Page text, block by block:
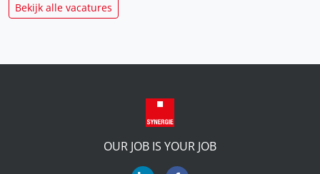
Bekijk alle vacatures
OUR JOB IS YOUR JOB